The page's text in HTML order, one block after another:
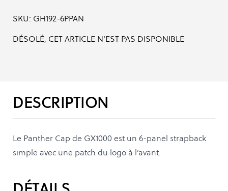
SKU: GH192-6PPAN
DÉSOLÉ, CET ARTICLE N'EST PAS DISPONIBLE
DESCRIPTION
Le Panther Cap de GX1000 est un 6-panel strapback
simple avec une patch du logo à l’avant.